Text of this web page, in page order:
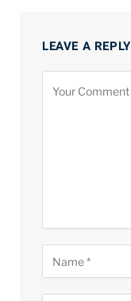
LEAVE A REPLY